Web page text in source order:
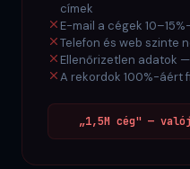
címek
E-mail a cégek
Telefon és web szinte
Ellenőrizetlen adatok
A rekordok 100%-áért
„1,5M cég" —